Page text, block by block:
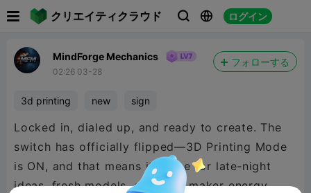
クリエイティクラウド   ログイン
MindForge Mechanics
02:26 03-28
フォローする
3d printing new sign
Locked in, dialed up, and ready to create. The
switch has officially flipped—3D Printing Mode
is ON, and that means it’s time for late‑night
ideas, fresh models, and pure maker energy.